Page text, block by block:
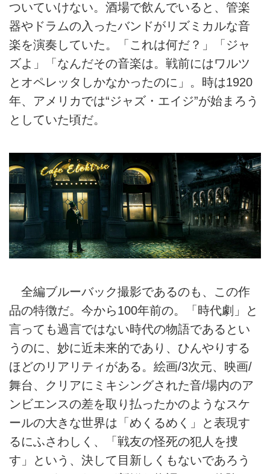
ついていけない。酒場で飲んでいると、管楽
器やドラムの入ったバンドがリズミカルな音
楽を演奏していた。「これは何だ？」「ジャ
ズよ」「なんだその音楽は。戦前にはワルツ
とオペレッタしかなかったのに」。時は1920
年、アメリカでは“ジャズ・エイジ”が始まろう
としていた頃だ。
全編ブルーバック撮影であるのも、この作
品の特徴だ。今から100年前の。「時代劇」と
言っても過言ではない時代の物語であるとい
うのに、妙に近未来的であり、ひんやりする
ほどのリアリティがある。絵画/3次元、映画/
舞台、クリアにミキシングされた音/場内のア
ンビエンスの差を取り払ったかのようなスケ
ールの大きな世界は「めくるめく」と表現す
るにふさわしく、「戦友の怪死の犯人を捜
す」という、決して目新しくもないであろう